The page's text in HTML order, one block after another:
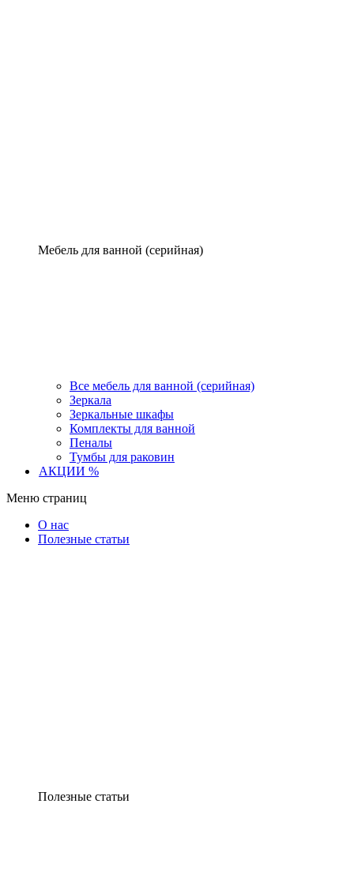
Мебель для ванной (серийная)
Все мебель для ванной (серийная)
Зеркала
Зеркальные шкафы
Комплекты для ванной
Пеналы
Тумбы для раковин
АКЦИИ %
Меню страниц
О нас
Полезные статьи
Полезные статьи